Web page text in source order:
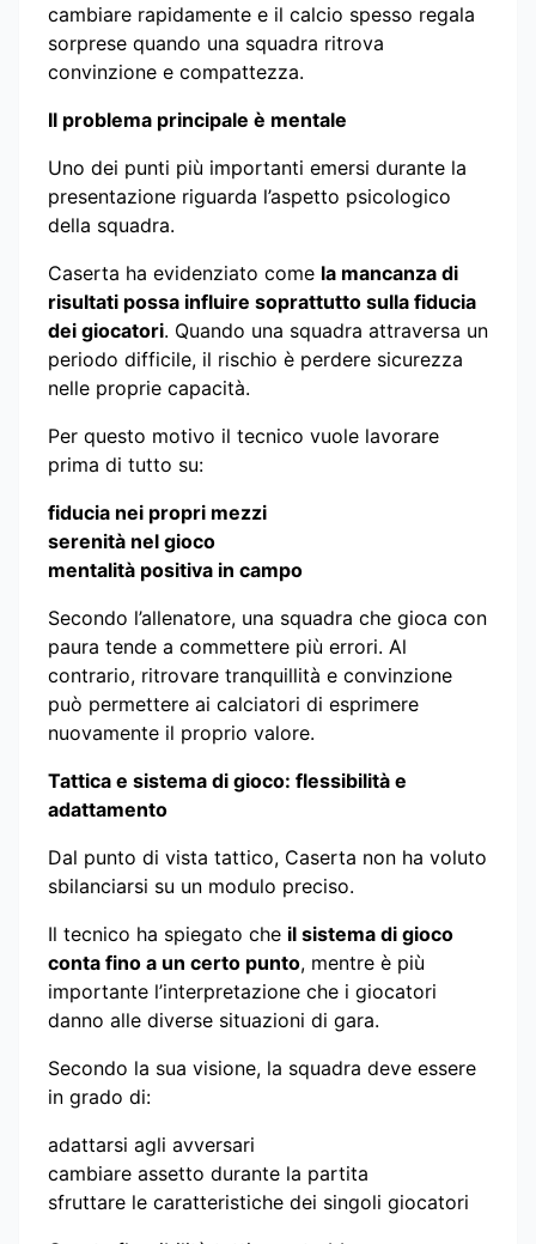
cambiare rapidamente e il calcio spesso regala
sorprese quando una squadra ritrova
convinzione e compattezza.
Il problema principale è mentale
Uno dei punti più importanti emersi durante la
presentazione riguarda l’aspetto psicologico
della squadra.
Caserta ha evidenziato come la mancanza di
risultati possa influire soprattutto sulla fiducia
dei giocatori. Quando una squadra attraversa un
periodo difficile, il rischio è perdere sicurezza
nelle proprie capacità.
Per questo motivo il tecnico vuole lavorare
prima di tutto su:
fiducia nei propri mezzi
serenità nel gioco
mentalità positiva in campo
Secondo l’allenatore, una squadra che gioca con
paura tende a commettere più errori. Al
contrario, ritrovare tranquillità e convinzione
può permettere ai calciatori di esprimere
nuovamente il proprio valore.
Tattica e sistema di gioco: flessibilità e
adattamento
Dal punto di vista tattico, Caserta non ha voluto
sbilanciarsi su un modulo preciso.
Il tecnico ha spiegato che il sistema di gioco
conta fino a un certo punto, mentre è più
importante l’interpretazione che i giocatori
danno alle diverse situazioni di gara.
Secondo la sua visione, la squadra deve essere
in grado di:
adattarsi agli avversari
cambiare assetto durante la partita
sfruttare le caratteristiche dei singoli giocatori